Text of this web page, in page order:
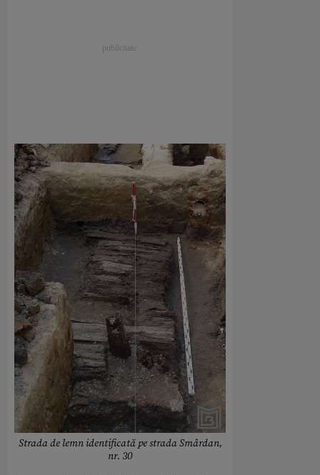
Strada de lemn identificată pe strada Smârdan,
nr. 30